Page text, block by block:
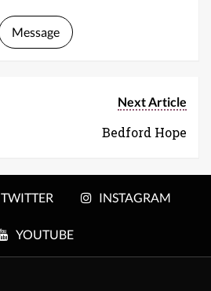
Message
Next Article
Bedford Hope
TWITTER INSTAGRAM
YOUTUBE